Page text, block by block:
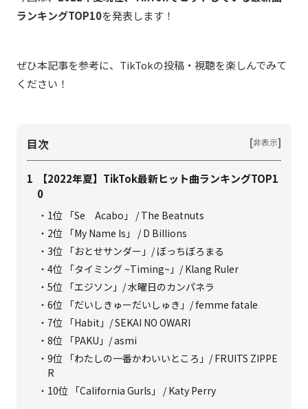
ランキングTOP10を発表します！
ぜひ本記事を参考に、TikTokの投稿・視聴を楽しんでみて
ください！
目次 [非表示]
1
【2022年夏】TikTok最新ヒット曲ランキングTOP1
0
1位 「Se Acabo」 / The Beatnuts
2位 「My Name Is」 / D Billions
3位 「おとせサンダー」/ ぼっちぼろまる
4位 「タイミング ~Timing~」/ Klang Ruler
5位 「エジソン」/ 水曜日のカンパネラ
6位 「だいしきゅーだいしゅき」/ femme fatale
7位 「Habit」/ SEKAI NO OWARI
8位 「PAKU」/ asmi
9位 「わたしの一番かわいいところ」/ FRUITS ZIPPE
R
10位 「California Gurls」 / Katy Perry